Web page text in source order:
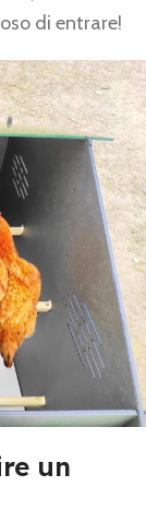
di entrare!
un